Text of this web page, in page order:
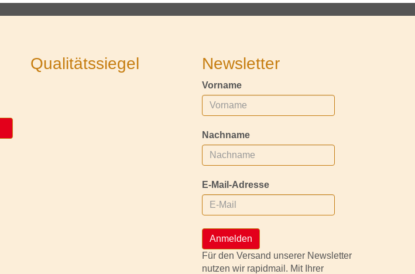
Qualitätssiegel Newsletter
Vorname
Nachname
E-Mail-Adresse
Anmelden
Für den Versand unserer Newsletter
nutzen wir rapidmail. Mit Ihrer